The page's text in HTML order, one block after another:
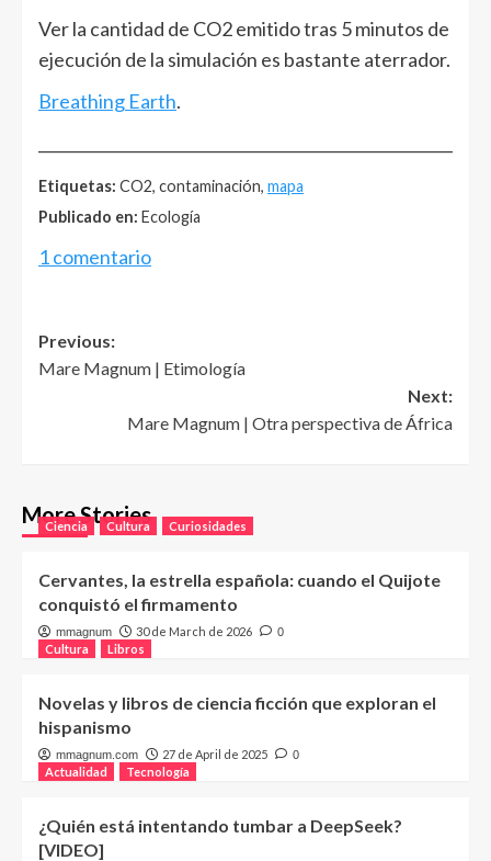
Ver la cantidad de CO2 emitido tras 5 minutos de
ejecución de la simulación es bastante aterrador.
Breathing Earth.
Etiquetas: CO2, contaminación, mapa
Publicado en: Ecología
1 comentario
Post
navigation
Previous:
Mare Magnum | Etimología
Next:
Mare Magnum | Otra perspectiva de África
More Stories
Ciencia Cultura Curiosidades
Cervantes, la estrella española: cuando el Quijote
conquistó el firmamento
mmagnum 30 de March de 2026 0
Cultura Libros
Novelas y libros de ciencia ficción que exploran el
hispanismo
mmagnum.com 27 de April de 2025 0
Actualidad Tecnología
¿Quién está intentando tumbar a DeepSeek?
[VIDEO]